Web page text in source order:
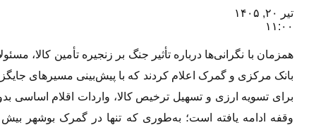
۱۱:۰۰
همزمان با نگرانی‌ها درباره تأثیر جنگ بر زنجیره تأمین کالا، مسئولان
بانک مرکزی و گمرک اعلام کردند که با پیش‌بینی مسیرهای جایگزین
برای تسویه ارزی و تسهیل ترخیص کالا، واردات اقلام اساسی بدون
وقفه ادامه یافته است؛ به‌طوری که تنها در گمرک بوشهر بیش از